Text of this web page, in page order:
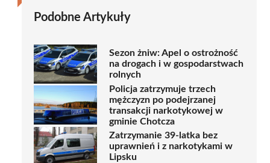
Podobne Artykuły
Sezon żniw: Apel o ostrożność
na drogach i w gospodarstwach
rolnych
Policja zatrzymuje trzech
mężczyzn po podejrzanej
transakcji narkotykowej w
gminie Chotcza
Zatrzymanie 39-latka bez
uprawnień i z narkotykami w
Lipsku